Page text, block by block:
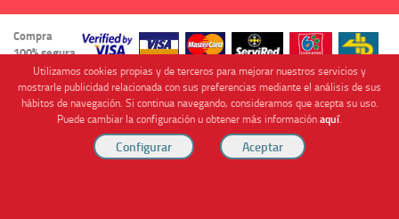
Compra
100% segura
Cofinanciado por
Utilizamos cookies propias y de terceros para mejorar nuestros servicios y
mostrarle publicidad relacionada con sus preferencias mediante el análisis de sus
hábitos de navegación. Si continua navegando, consideramos que acepta su uso.
Puede cambiar la configuración u obtener más informaciónaquí.